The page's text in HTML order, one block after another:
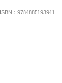
ISBN：9784885193941